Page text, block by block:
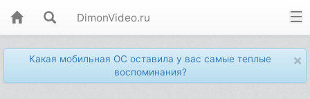
DimonVideo.ru
×
Какая мобильная ОС оставила у вас самые теплые
воспоминания?